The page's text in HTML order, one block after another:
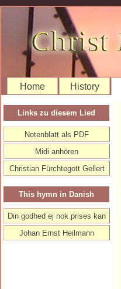
Home History
Links zu diesem Lied
Notenblatt als PDF
Midi anhören
Christian Fürchtegott Gellert
This hymn in Danish
Din godhed ej nok prises kan
Johan Ernst Heilmann